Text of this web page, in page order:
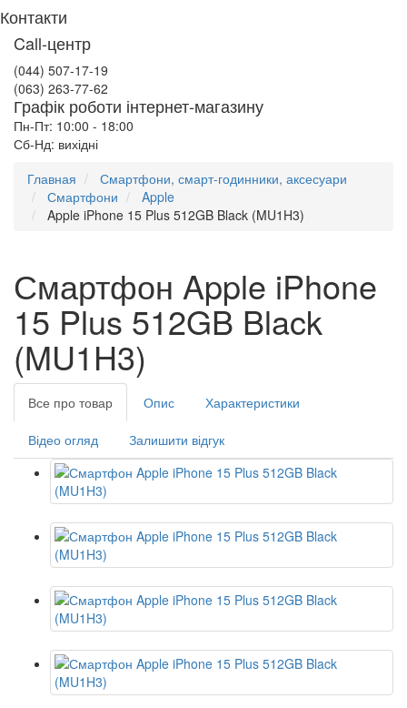
Контакти
Call-центр
(044) 507-17-19
(063) 263-77-62
Графік роботи інтернет-магазину
Пн-Пт: 10:00 - 18:00
Сб-Нд: вихідні
Главная
Смартфони, смарт-годинники, аксесуари
Смартфони
Apple
Apple iPhone 15 Plus 512GB Black (MU1H3)
Смартфон Apple iPhone
15 Plus 512GB Black
(MU1H3)
Все про товар Опис Характеристики
Відео огляд Залишити відгук